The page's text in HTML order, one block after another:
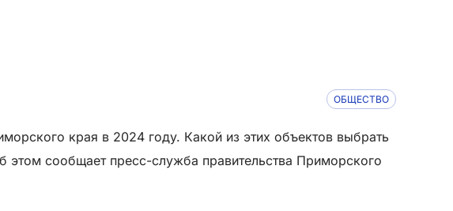
ОБЩЕСТВО
края в 2024 году. Какой из этих объектов выбрать
сообщает пресс-служба правительства Приморского